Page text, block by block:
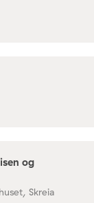
og
Skreia